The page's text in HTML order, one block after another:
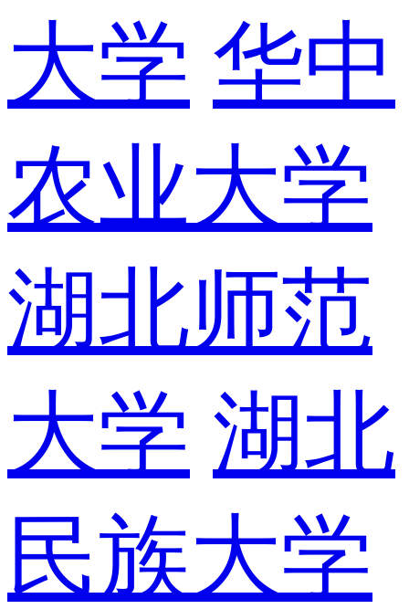
大学 华中
农业大学
湖北师范
大学 湖北
民族大学